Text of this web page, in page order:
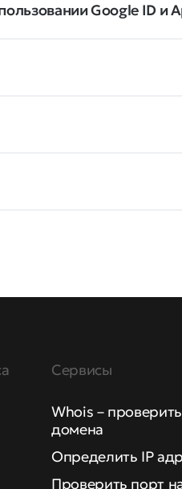
Google ID и
Сервисы
Whois –
домена
Определить IP
Проверить порт